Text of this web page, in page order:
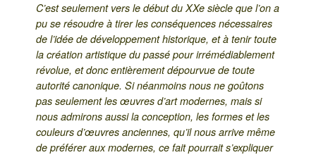
C’est seulement vers le début du XXe siècle que l’on a
pu se résoudre à tirer les conséquences nécessaires
de l’idée de développement historique, et à tenir toute
la création artistique du passé pour irrémédiablement
révolue, et donc entièrement dépourvue de toute
autorité canonique. Si néanmoins nous ne goûtons
pas seulement les œuvres d’art modernes, mais si
nous admirons aussi la conception, les formes et les
couleurs d’œuvres anciennes, qu’il nous arrive même
de préférer aux modernes, ce fait pourrait s’expliquer